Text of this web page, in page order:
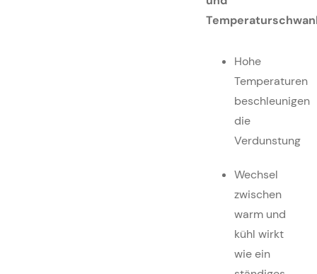
Hohe
Temperaturen
beschleunigen
die
Verdunstung
Wechsel
zwischen
warm und
kühl wirkt
wie ein